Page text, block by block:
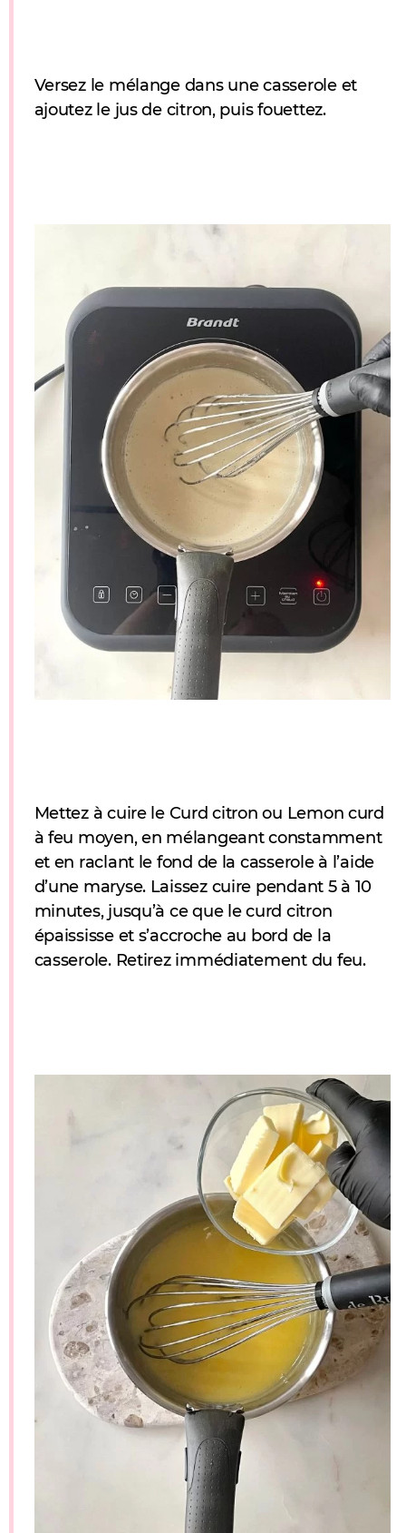
Versez le mélange dans une casserole et
ajoutez le jus de citron, puis fouettez.
Mettez à cuire le Curd citron ou Lemon curd
à feu moyen, en mélangeant constamment
et en raclant le fond de la casserole à l’aide
d’une maryse. Laissez cuire pendant 5 à 10
minutes, jusqu’à ce que le curd citron
épaississe et s’accroche au bord de la
casserole. Retirez immédiatement du feu.